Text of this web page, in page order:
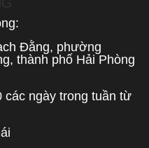
Đằng, phường
thành phố Hải Phòng
các ngày trong tuần từ